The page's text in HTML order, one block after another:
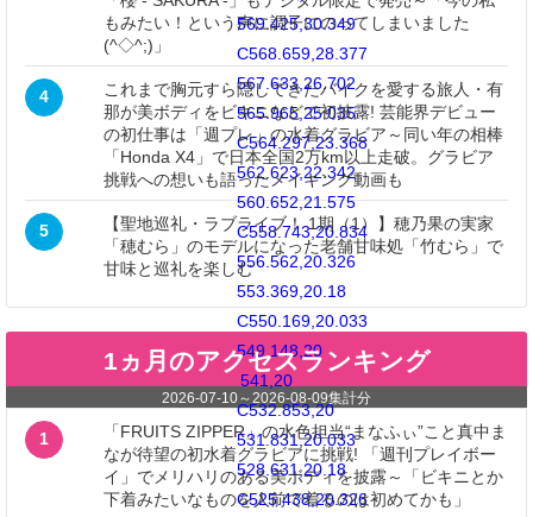
569.425,30.349
C568.659,28.377
567.633,26.702
565.965,25.035
C564.297,23.368
562.623,22.342
560.652,21.575
C558.743,20.834
556.562,20.326
553.369,20.18
C550.169,20.033
549.148,20
541,20
C532.853,20
531.831,20.033
528.631,20.18
C525.438,20.326
もみたい！という声に調子にのってしまいました
(^◇^;)」
4
これまで胸元すら隠してきたバイクを愛する旅人・有
那が美ボディをビキニなどで初披露! 芸能界デビュー
の初仕事は「週プレ」の水着グラビア～同い年の相棒
「Honda X4」で日本全国2万km以上走破。グラビア
挑戦への想いも語ったメイキング動画も
5
【聖地巡礼・ラブライブ！ 1期（1）】穂乃果の実家
「穂むら」のモデルになった老舗甘味処「竹むら」で
甘味と巡礼を楽しむ
1ヵ月のアクセスランキング
2026-07-10～2026-08-09集計分
1
「FRUITS ZIPPER」の水色担当“まなふぃ”こと真中ま
なが待望の初水着グラビアに挑戦! 「週刊プレイボー
イ」でメリハリのある美ボディを披露～「ビキニとか
下着みたいなものを人前で着るのは初めてかも」